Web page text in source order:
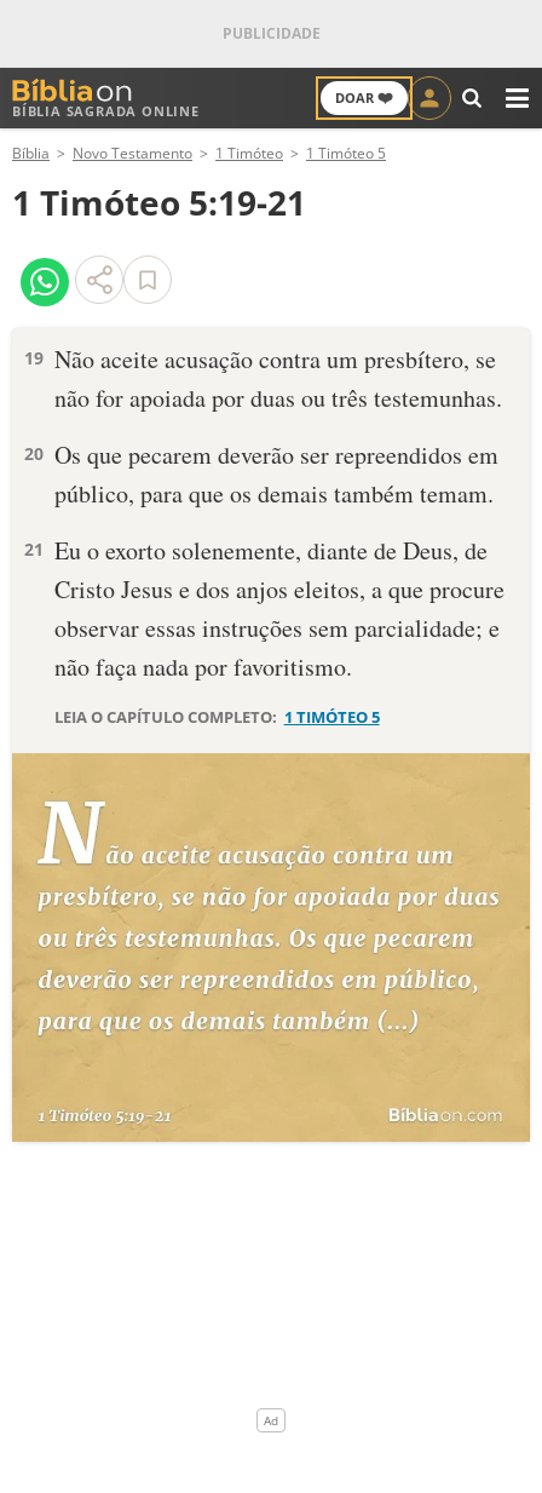
BÍBLIA SAGRADA ONLINE
DOAR ❤️
ANTIGO TESTAMENTO
NOVO TESTAMENTO
VERSÍCULOS
PALAVRA DO DIA
SALMO DO DIA
10 MANDAMENTOS
ESBOÇOS DE PREGAÇÃO
PERGUNTE À BÍBLIA
TERMO BÍBLICO JOGOS
LOJA BÍBLIAON
Bíblia Novo Testamento 1 Timóteo 1 Timóteo 5
1 Timóteo 5:19-21
19 Não aceite acusação contra um presbítero, se
não for apoiada por duas ou três testemunhas.
20 Os que pecarem deverão ser repreendidos em
público, para que os demais também temam.
21 Eu o exorto solenemente, diante de Deus, de
Cristo Jesus e dos anjos eleitos, a que procure
observar essas instruções sem parcialidade; e
não faça nada por favoritismo.
LEIA O CAPÍTULO COMPLETO: 1 TIMÓTEO 5